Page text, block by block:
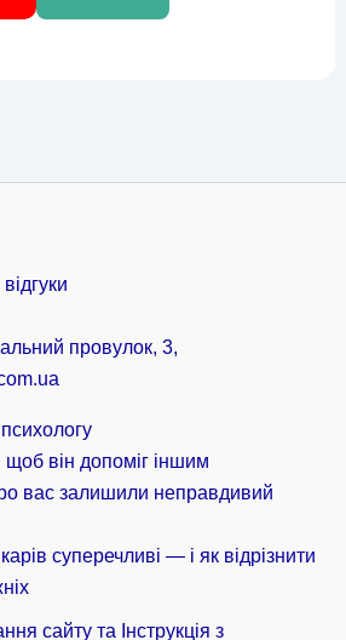
провулок, 3,
щоб він допоміг іншим
вас залишили неправдивий
суперечливі — і як відрізнити
сайту та Інструкція з